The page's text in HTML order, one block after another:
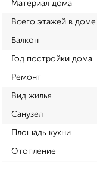
Материал дома
Всего этажей в доме
Балкон
Год постройки дома
Ремонт
Вид жилья
Санузел
Площадь кухни
Отопление